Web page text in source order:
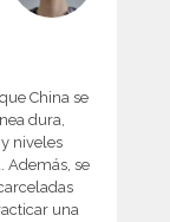
China se
dura,
niveles
Además, se
una